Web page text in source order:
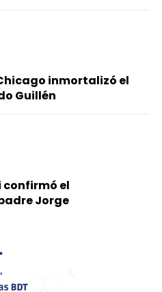
inmortalizó el
Guillén
confirmó el
Jorge